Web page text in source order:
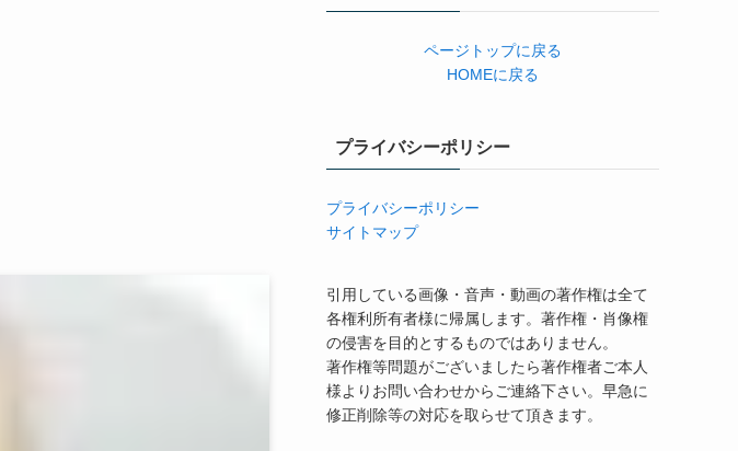
ページトップに戻る
HOMEに戻る
プライバシーポリシー
プライバシーポリシー
サイトマップ
引用している画像・音声・動画の著作権は全て
各権利所有者様に帰属します。著作権・肖像権
の侵害を目的とするものではありません。
著作権等問題がございましたら著作権者ご本人
様よりお問い合わせからご連絡下さい。早急に
修正削除等の対応を取らせて頂きます。